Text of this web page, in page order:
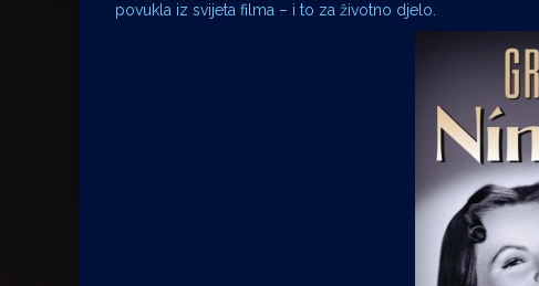
povukla iz svijeta filma – i to za životno djelo.